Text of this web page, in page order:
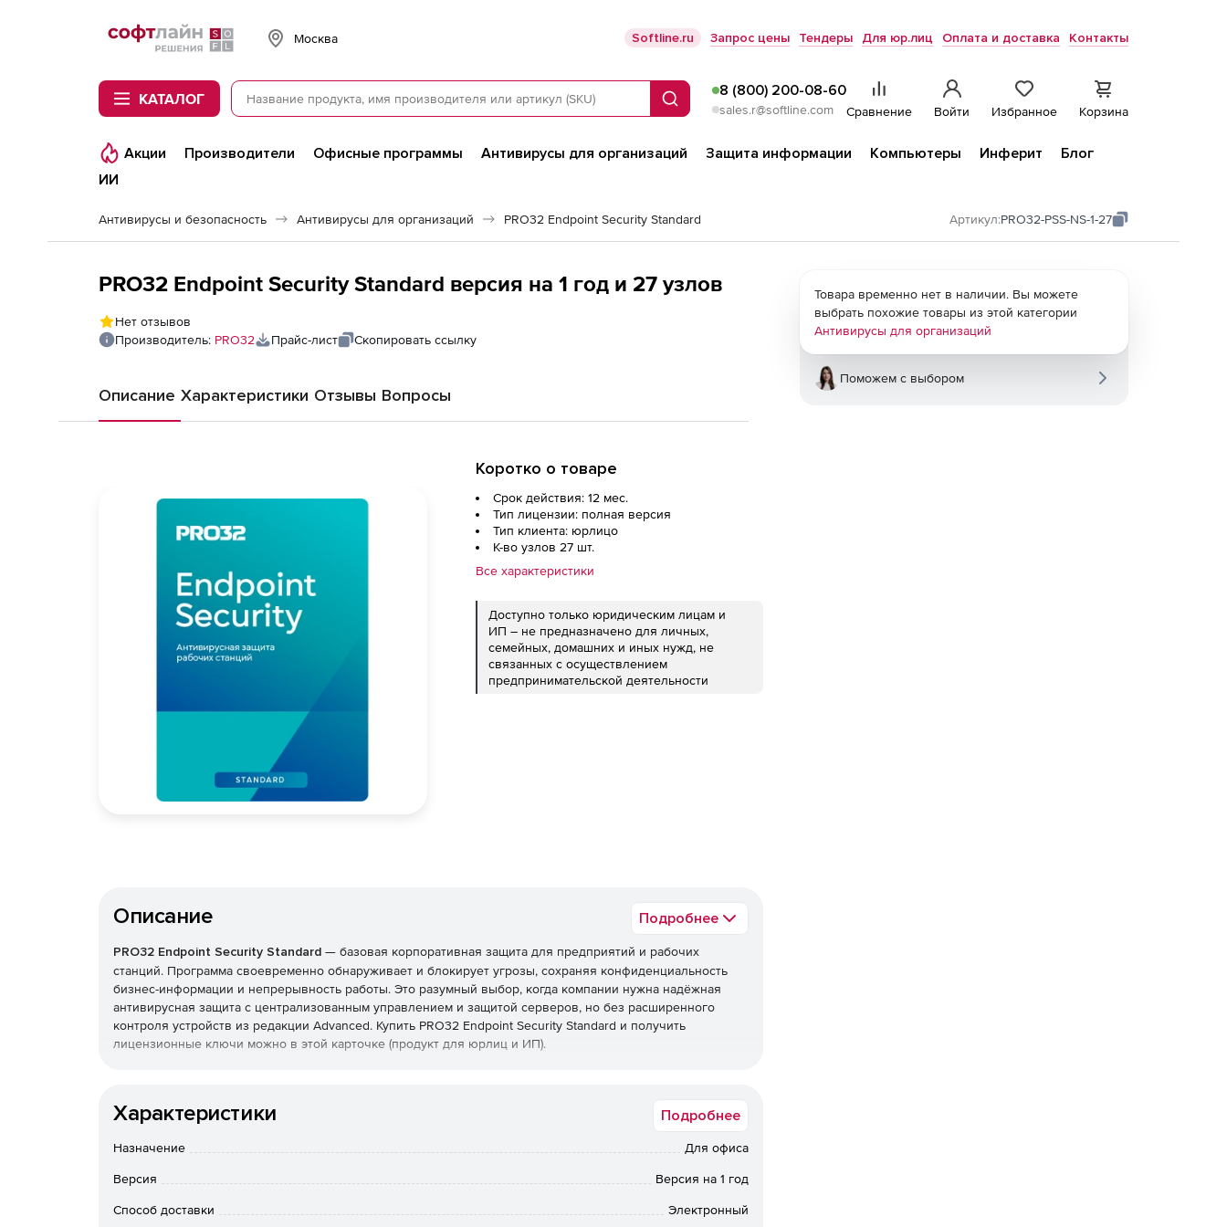
Softline
Москва Softline.ru Запрос цены Тендеры Для юр.лиц Оплата и доставка Контакты
КАТАЛОГ Поиск
8 (800) 200-08-60
sales.r@softline.com Сравнение Войти Избранное Корзина
Акции Производители Офисные программы Антивирусы для организаций Защита информации Компьютеры Инферит
Блог
ИИ
Антивирусы и безопасность Антивирусы для организаций PRO32 Endpoint Security Standard Артикул:PRO32-PSS-NS-1-27
PRO32 Endpoint Security Standard версия на 1 год и 27 узлов
Нет отзывов
Производитель: PRO32 Прайс-лист Скопировать ссылку
Описание Характеристики Отзывы Вопросы
Коротко о товаре
Срок действия: 12 мес.
Тип лицензии: полная версия
Тип клиента: юрлицо
К-во узлов 27 шт.
Все характеристики
Доступно только юридическим лицам и
ИП – не предназначено для личных,
семейных, домашних и иных нужд, не
связанных с осуществлением
предпринимательской деятельности
Описание Подробнее
PRO32 Endpoint Security Standard — базовая корпоративная защита для предприятий и рабочих
станций. Программа своевременно обнаруживает и блокирует угрозы, сохраняя конфиденциальность
бизнес-информации и непрерывность работы. Это разумный выбор, когда компании нужна надёжная
антивирусная защита с централизованным управлением и защитой серверов, но без расширенного
контроля устройств из редакции Advanced. Купить PRO32 Endpoint Security Standard и получить
лицензионные ключи можно в этой карточке (продукт для юрлиц и ИП).
Реализована защита от вирусов, шпионских программ, фишинга, руткитов и программ-вымогателей, а
также фильтрация почты и интернет-доступа. Технологии упреждающего обнаружения работают вместе
Брандмауэр и экономичные обновления
Характеристики Подробнее
Назначение Для офиса
Версия Версия на 1 год
Способ доставки Электронный
Товара временно нет в наличии. Вы можете
выбрать похожие товары из этой категории
Антивирусы для организаций
Поможем с выбором